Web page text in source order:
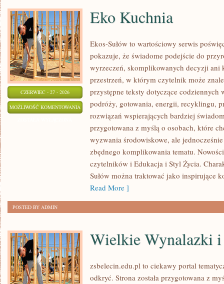
CZERWIEC - 27 - 2026
MOŻLIWOŚĆ KOMENTOWANIA
KUCHNIA
Eko Kuchnia
Ekos-Sułów to wartościowy serwis
pokazuje, że świadome podejście do
wyrzeczeń, skomplikowanych decyzji ani
przestrzeń, w którym czytelnik może
przystępne teksty dotyczące
podróży, gotowania, energii, recyklingu,
rozwiązań wspierających bardziej
przygotowana z myślą o osobach, które
wyzwania środowiskowe, ale
zbędnego komplikowania tematu.
czytelników i Edukacja i Styl Życia.
Sułów można traktować jako inspirujące
Read More ]
POSTED BY ADMIN
Wielkie Wynalazki
zsbelecin.edu.pl to ciekawy portal
odkryć. Strona została przygotowana z